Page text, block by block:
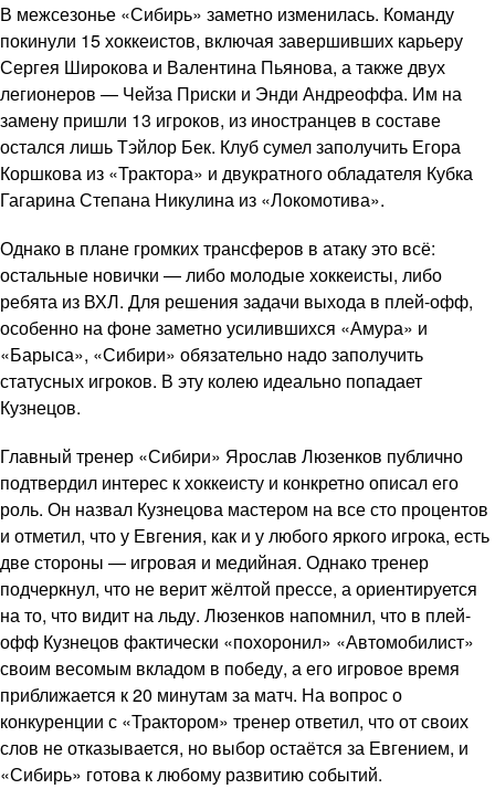
В межсезонье «Сибирь» заметно изменилась. Команду
покинули 15 хоккеистов, включая завершивших карьеру
Сергея Широкова и Валентина Пьянова, а также двух
легионеров — Чейза Приски и Энди Андреоффа. Им на
замену пришли 13 игроков, из иностранцев в составе
остался лишь Тэйлор Бек. Клуб сумел заполучить Егора
Коршкова из «Трактора» и двукратного обладателя Кубка
Гагарина Степана Никулина из «Локомотива».
Однако в плане громких трансферов в атаку это всё:
остальные новички — либо молодые хоккеисты, либо
ребята из ВХЛ. Для решения задачи выхода в плей-офф,
особенно на фоне заметно усилившихся «Амура» и
«Барыса», «Сибири» обязательно надо заполучить
статусных игроков. В эту колею идеально попадает
Кузнецов.
Главный тренер «Сибири» Ярослав Люзенков публично
подтвердил интерес к хоккеисту и конкретно описал его
роль. Он назвал Кузнецова мастером на все сто процентов
и отметил, что у Евгения, как и у любого яркого игрока, есть
две стороны — игровая и медийная. Однако тренер
подчеркнул, что не верит жёлтой прессе, а ориентируется
на то, что видит на льду. Люзенков напомнил, что в плей-
офф Кузнецов фактически «похоронил» «Автомобилист»
своим весомым вкладом в победу, а его игровое время
приближается к 20 минутам за матч. На вопрос о
конкуренции с «Трактором» тренер ответил, что от своих
слов не отказывается, но выбор остаётся за Евгением, и
«Сибирь» готова к любому развитию событий.